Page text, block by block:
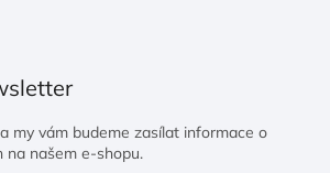
my vám budeme zasílat informace o
na našem e-shopu.